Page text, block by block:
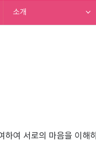
소개
하여 서로의 마음을 이해